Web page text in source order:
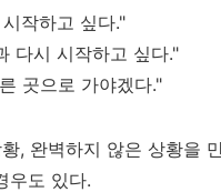
작하고 싶다."
다시 시작하고 싶다."
곳으로 가야겠다."
, 완벽하지 않은 상황을
우도 있다.